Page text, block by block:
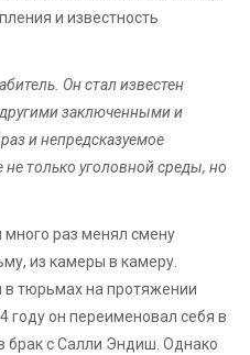
и известность
Он стал известен
заключенными и
и непредсказуемое
только уголовной среды, но
раз менял смену
из камеры в камеру.
в тюрьмах на протяжении
году он переименовал себя в
брак с Салли Эндиш. Однако